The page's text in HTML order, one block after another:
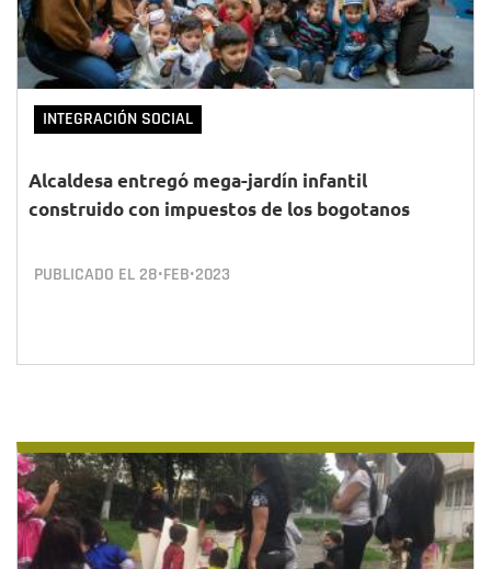
INTEGRACIÓN SOCIAL
Alcaldesa entregó mega-jardín infantil
construido con impuestos de los bogotanos
PUBLICADO EL 28•FEB•2023